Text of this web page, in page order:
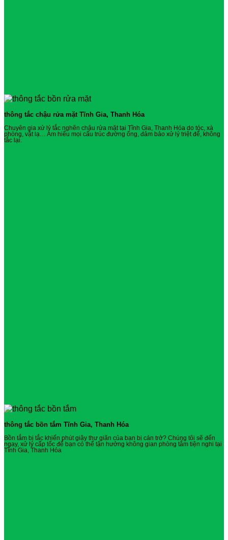
thông tắc chậu rửa mặt Tĩnh Gia, Thanh Hóa
Chuyên gia xử lý tắc nghẽn chậu rửa mặt tại Tĩnh Gia, Thanh Hóa do tóc, xà
phòng, vật lạ… Am hiểu mọi cấu trúc đường ống, đảm bảo xử lý triệt để, không
tắc lại.
thông tắc bồn tắm Tĩnh Gia, Thanh Hóa
Bồn tắm bị tắc khiến phút giây thư giãn của bạn bị cản trở? Chúng tôi sẽ đến
ngay, xử lý cấp tốc để bạn có thể tận hưởng không gian phòng tắm tiện nghi tại
Tĩnh Gia, Thanh Hóa